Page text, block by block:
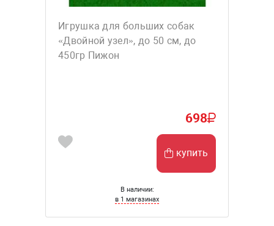
Игрушка для больших собак
«Двойной узел», до 50 см, до
450гр Пижон
698
купить
В наличии:
в 1 магазинах